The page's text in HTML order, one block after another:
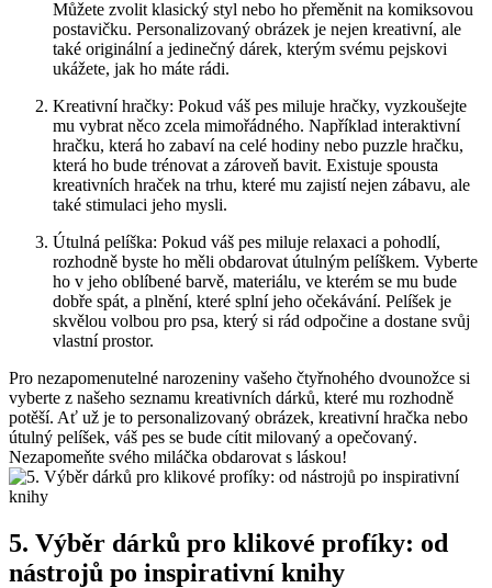
Můžete zvolit klasický styl ⁣nebo ho‌ přeměnit na komiksovou
postavičku. Personalizovaný obrázek je ⁢nejen kreativní,‍ ale
‍také originální a jedinečný dárek, kterým ‌svému pejskovi
ukážete, jak ho máte rádi.
Kreativní hračky:‌ Pokud váš pes ⁤miluje hračky, vyzkoušejte
‍mu vybrat ⁢něco zcela mimořádného. Například interaktivní
hračku, která⁣ ho zabaví na celé hodiny nebo puzzle hračku,
která ho bude ‌trénovat ⁢a zároveň bavit.​ Existuje spousta
kreativních hraček na trhu, které mu zajistí nejen zábavu, ale
také stimulaci jeho‌ mysli.
Útulná pelíška: Pokud váš ‌pes miluje relaxaci a pohodlí,
rozhodně byste ⁢ho​ měli obdarovat útulným pelíškem. Vyberte
⁣ho v jeho oblíbené barvě, ⁣materiálu, ve kterém se mu bude
‌dobře⁢ spát, a plnění, ‍které ‍splní ⁤jeho očekávání. Pelíšek je
‍skvělou volbou pro ⁤psa, který si rád odpočine⁤ a dostane svůj
vlastní prostor.
Pro ⁢nezapomenutelné⁢ narozeniny vašeho‍ čtyřnohého dvounožce si
vyberte z našeho seznamu kreativních‍ dárků, které mu rozhodně
potěší. Ať už je​ to​ personalizovaný ⁢obrázek, ‍kreativní hračka nebo
útulný ⁤pelíšek, váš pes se bude cítit milovaný a opečovaný.
Nezapomeňte svého miláčka obdarovat s láskou!
5. Výběr dárků pro klikové profíky: od
nástrojů po inspirativní knihy